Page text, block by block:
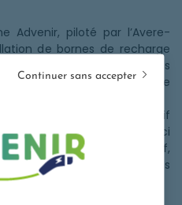
Continuer sans accepter
Advenir, piloté par l’Avere-
de bornes de recharge
aux mécanismes des
les initiatives publiques de
d’euros, l’objectif
000 points de recharge d’ici
en immeuble collectif,
des entreprises, des